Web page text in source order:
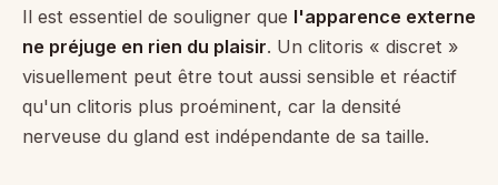
Il est essentiel de souligner que l'apparence externe
ne préjuge en rien du plaisir. Un clitoris « discret »
visuellement peut être tout aussi sensible et réactif
qu'un clitoris plus proéminent, car la densité
nerveuse du gland est indépendante de sa taille.